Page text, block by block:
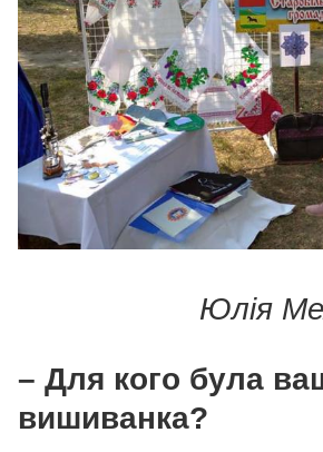
Юлія
– Для кого була
вишиванка?